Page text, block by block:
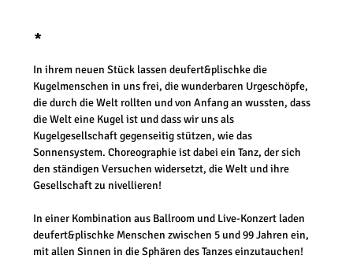
*
In ihrem neuen Stück lassen deufert&plischke die
Kugelmenschen in uns frei, die wunderbaren Urgeschöpfe,
die durch die Welt rollten und von Anfang an wussten, dass
die Welt eine Kugel ist und dass wir uns als
Kugelgesellschaft gegenseitig stützen, wie das
Sonnensystem. Choreographie ist dabei ein Tanz, der sich
den ständigen Versuchen widersetzt, die Welt und ihre
Gesellschaft zu nivellieren!
In einer Kombination aus Ballroom und Live-Konzert laden
deufert&plischke Menschen zwischen 5 und 99 Jahren ein,
mit allen Sinnen in die Sphären des Tanzes einzutauchen!